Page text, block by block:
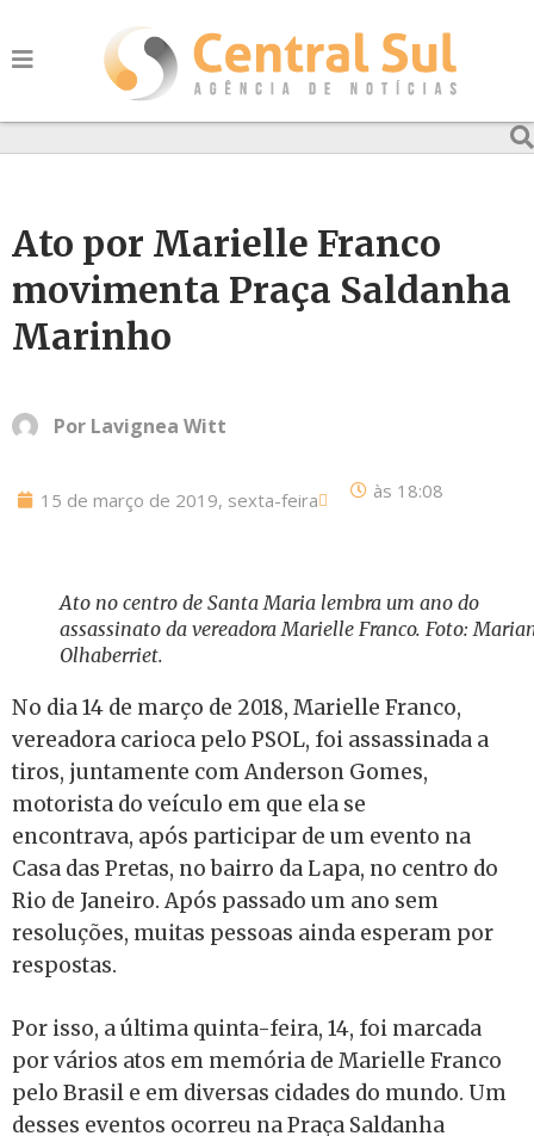
Ato por Marielle Franco
movimenta Praça Saldanha
Marinho
Por Lavignea Witt
15 de março de 2019, sexta-feira às 18:08
Ato no centro de Santa Maria lembra um ano do
assassinato da vereadora Marielle Franco. Foto:
Olhaberriet.
No dia 14 de março de 2018, Marielle Franco,
vereadora carioca pelo PSOL, foi assassinada a
tiros, juntamente com Anderson Gomes,
motorista do veículo em que ela se
encontrava, após participar de um evento na
Casa das Pretas, no bairro da Lapa, no centro do
Rio de Janeiro. Após passado um ano sem
resoluções, muitas pessoas ainda esperam por
respostas.
Por isso, a última quinta-feira, 14, foi marcada
por vários atos em memória de Marielle Franco
pelo Brasil e em diversas cidades do mundo. Um
desses eventos ocorreu na Praça Saldanha